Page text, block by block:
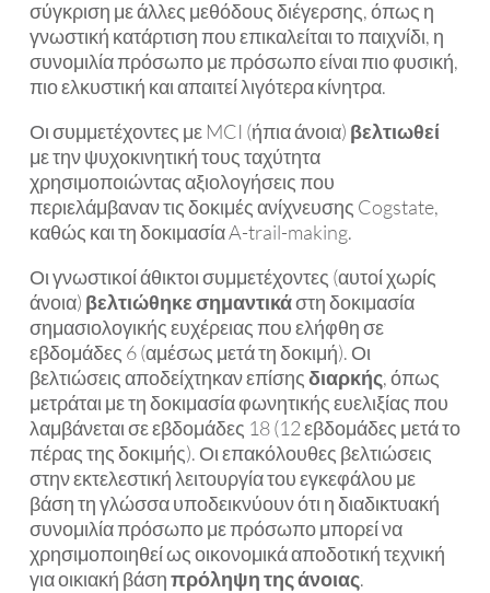
σύγκριση με άλλες μεθόδους διέγερσης, όπως η
γνωστική κατάρτιση που επικαλείται το παιχνίδι, η
συνομιλία πρόσωπο με πρόσωπο είναι πιο φυσική,
πιο ελκυστική και απαιτεί λιγότερα κίνητρα.
Οι συμμετέχοντες με MCI (ήπια άνοια) βελτιωθεί
με την ψυχοκινητική τους ταχύτητα
χρησιμοποιώντας αξιολογήσεις που
περιελάμβαναν τις δοκιμές ανίχνευσης Cogstate,
καθώς και τη δοκιμασία A-trail-making.
Οι γνωστικοί άθικτοι συμμετέχοντες (αυτοί χωρίς
άνοια) βελτιώθηκε σημαντικάστη δοκιμασία
σημασιολογικής ευχέρειας που ελήφθη σε
εβδομάδες 6 (αμέσως μετά τη δοκιμή). Οι
βελτιώσεις αποδείχτηκαν επίσηςδιαρκής, όπως
μετράται με τη δοκιμασία φωνητικής ευελιξίας που
λαμβάνεται σε εβδομάδες 18 (12 εβδομάδες μετά το
πέρας της δοκιμής). Οι επακόλουθες βελτιώσεις
στην εκτελεστική λειτουργία του εγκεφάλου με
βάση τη γλώσσα υποδεικνύουν ότι η διαδικτυακή
συνομιλία πρόσωπο με πρόσωπο μπορεί να
χρησιμοποιηθεί ως οικονομικά αποδοτική τεχνική
για οικιακή βάσηπρόληψη της άνοιας.